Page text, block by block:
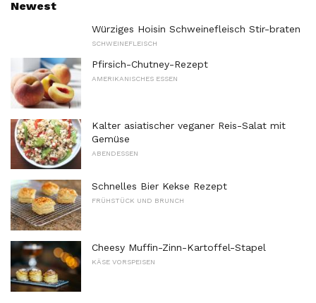
Newest
Würziges Hoisin Schweinefleisch Stir-braten
SCHWEINEFLEISCH
Pfirsich-Chutney-Rezept
AMERIKANISCHES ESSEN
Kalter asiatischer veganer Reis-Salat mit
Gemüse
ABENDESSEN
Schnelles Bier Kekse Rezept
FRÜHSTÜCK UND BRUNCH
Cheesy Muffin-Zinn-Kartoffel-Stapel
KÄSE VORSPEISEN